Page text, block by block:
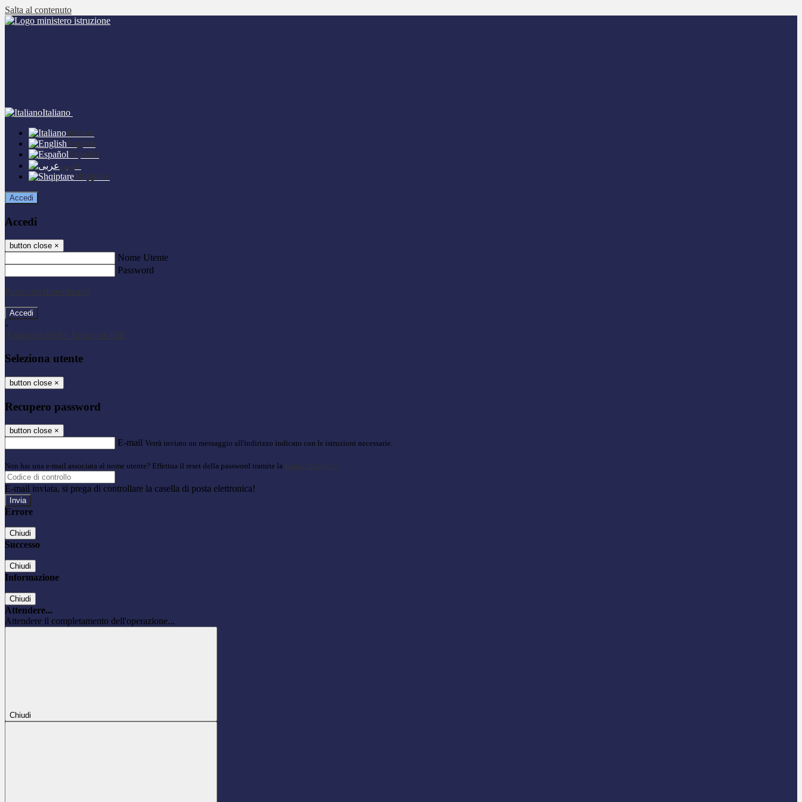
Salta al contenuto
Italiano
Italiano
English
Español
عربى
Shqiptare
Accedi
Accedi
button close ×
Nome Utente
Password
Password dimenticata?
-
Entra con SPID
Entra con CIE
Seleziona utente
button close ×
Recupero password
button close ×
E-mail Verrà inviato un messaggio all'indirizzo indicato con le istruzioni necessarie.
Non hai una e-mail associata al nome utente? Effettua il reset della password tramite la Login Spaggiari
E-mail inviata, si prega di controllare la casella di posta elettronica!
Errore
Chiudi
Successo
Chiudi
Informazione
Chiudi
Attendere...
Attendere il completamento dell'operazione...
Chiudi